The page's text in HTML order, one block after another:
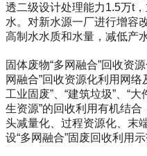
透二级设计处理能力1.5万t
水。对新水源一厂进行增容
高制水水质和水量，减低产
固体废物“多网融合”回收资
网融合”回收资源化利用网
工业固废”、“建筑垃圾”、“
生资源”的回收利用有机结
头减量化、过程资源化、末
设“多网融合”固废回收利用示